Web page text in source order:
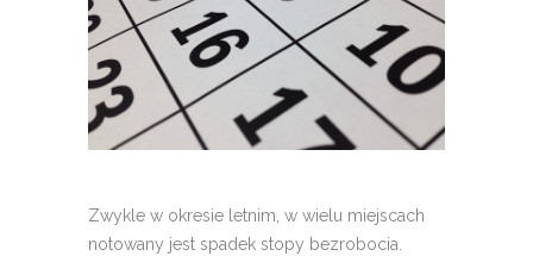
Zwykle w okresie letnim, w wielu miejscach
notowany jest spadek stopy bezrobocia.